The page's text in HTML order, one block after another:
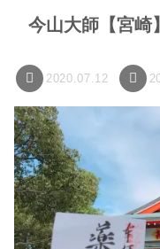
今山大師【宮崎
2020.07.12